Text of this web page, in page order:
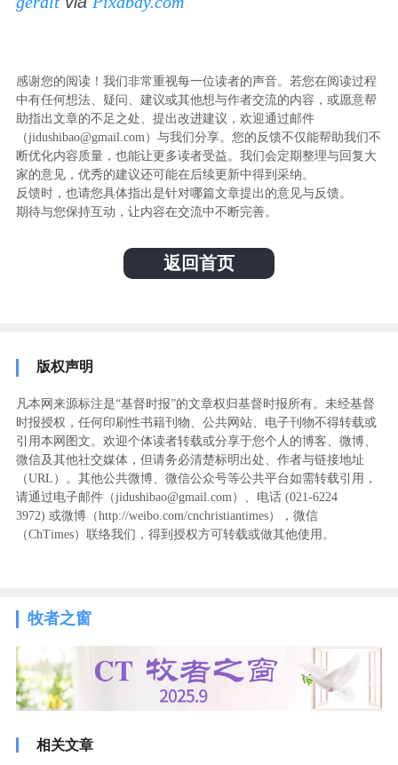
感谢您的阅读！我们非常重视每一位读者的声音。若您在阅读过程
中有任何想法、疑问、建议或其他想与作者交流的内容，或愿意帮
助指出文章的不足之处、提出改进建议，欢迎通过邮件
（jidushibao@gmail.com）与我们分享。您的反馈不仅能帮助我们不
断优化内容质量，也能让更多读者受益。我们会定期整理与回复大
家的意见，优秀的建议还可能在后续更新中得到采纳。
反馈时，也请您具体指出是针对哪篇文章提出的意见与反馈。
期待与您保持互动，让内容在交流中不断完善。
返回首页
版权声明
凡本网来源标注是“基督时报”的文章权归基督时报所有。未经基督
时报授权，任何印刷性书籍刊物、公共网站、电子刊物不得转载或
引用本网图文。欢迎个体读者转载或分享于您个人的博客、微博、
微信及其他社交媒体，但请务必清楚标明出处、作者与链接地址
（URL）。其他公共微博、微信公众号等公共平台如需转载引用，
请通过电子邮件（jidushibao@gmail.com）、电话 (021-6224
3972) ‬或微博（http://weibo.com/cnchristiantimes），微信
（ChTimes）联络我们，得到授权方可转载或做其他使用。
牧者之窗
相关文章